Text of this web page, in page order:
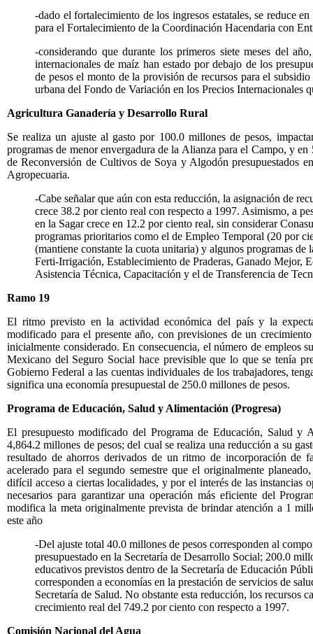
-dado el fortalecimiento de los ingresos estatales, se reduce
para el Fortalecimiento de la Coordinación Hacendaria con
-considerando que durante los primeros siete meses del
internacionales de maíz han estado por debajo de los
de pesos el monto de la provisión de recursos para el
urbana del Fondo de Variación en los Precios Internacionales
Agricultura Ganadería y Desarrollo Rural
Se realiza un ajuste al gasto por 100.0 millones de pesos,
programas de menor envergadura de la Alianza para el Campo, y
de Reconversión de Cultivos de Soya y Algodón presupuestados
Agropecuaria.
-Cabe señalar que aún con esta reducción, la asignación de
crece 38.2 por ciento real con respecto a 1997. Asimismo, a
en la Sagar crece en 12.2 por ciento real, sin considerar
programas prioritarios como el de Empleo Temporal (20 por
(mantiene constante la cuota unitaria) y algunos programas
Ferti-Irrigación, Establecimiento de Praderas, Ganado Mejor,
Asistencia Técnica, Capacitación y el de Transferencia de
Ramo 19
El ritmo previsto en la actividad económica del país y la
modificado para el presente año, con previsiones de un
inicialmente considerado. En consecuencia, el número de empleos
Mexicano del Seguro Social hace previsible que lo que se tenía
Gobierno Federal a las cuentas individuales de los trabajadores,
significa una economía presupuestal de 250.0 millones de pesos.
Programa de Educación, Salud y Alimentación (Progresa)
El presupuesto modificado del Programa de Educación, Salud y
4,864.2 millones de pesos; del cual se realiza una reducción a su
resultado de ahorros derivados de un ritmo de incorporación de
acelerado para el segundo semestre que el originalmente
difícil acceso a ciertas localidades, y por el interés de las instancias
necesarios para garantizar una operación más eficiente del
modifica la meta originalmente prevista de brindar atención a 1
este año
-Del ajuste total 40.0 millones de pesos corresponden al
presupuestado en la Secretaría de Desarrollo Social; 200.0
educativos previstos dentro de la Secretaría de Educación
corresponden a economías en la prestación de servicios de
Secretaría de Salud. No obstante esta reducción, los recursos
crecimiento real del 749.2 por ciento con respecto a 1997.
Comisión Nacional del Agua